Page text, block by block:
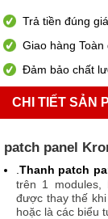
Trả tiền đúng
Giao hàng Toàn
Đảm bảo chất
CHI TIẾT SẢN
patch panel
Thanh patch
trên 1 modules,
được thay thế
hoặc là các biểu